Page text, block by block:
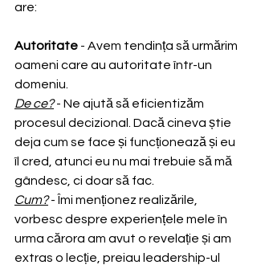
are:
Autoritate - Avem tendința să urmărim
oameni care au autoritate într-un
domeniu.
De ce? - Ne ajută să eficientizăm
procesul decizional. Dacă cineva știe
deja cum se face și funcționează și eu
îl cred, atunci eu nu mai trebuie să mă
gândesc, ci doar să fac.
Cum? - Îmi menționez realizările,
vorbesc despre experiențele mele în
urma cărora am avut o revelație și am
extras o lecție, preiau leadership-ul